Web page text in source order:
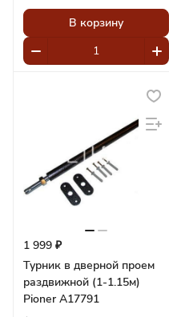
В корзину
1 999 ₽
Турник в дверной проем
раздвижной (1-1.15м)
Pioner A17791